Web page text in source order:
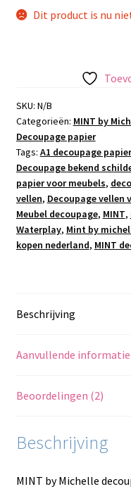
Dit product is nu
SKU: N/B
Categorieën: MINT by
Decoupage papier
Tags: A1 decoupage papier
Decoupage bekend
papier voor meubels,
vellen, Decoupage vellen
Meubel decoupage, MINT,
Waterplay, Mint by
kopen nederland, MINT
Beschrijving
Aanvullende informatie
Beoordelingen (2)
Beschrijving
MINT by Michelle